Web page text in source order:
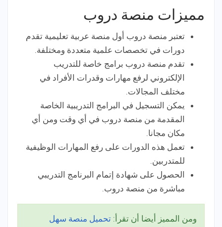
مميزات منصة دروب
تعتبر منصة دروب أول منصة عربية تعليمية تقدم
دورات في تخصصات علمية متعددة ومختلفة.
تقدم منصة دروب برامج خاصة للتدريب
الإلكتروني لرفع مهارات وقدرات الأفراد في
مختلف المجالات.
يمكن التسجيل في البرامج التدريبية الخاصة
المقدمة من منصة دروب في أي وقت ومن أي
مكان مجانا.
تعمل هذه الدورات على رفع المهارات الوظيفية
للمتدربين.
الحصول على شهادة إتمام البرنامج التدريبي
مباشرة من منصة دروب.
ومن المميز أيضا أن تقرأ: تحميل منصة سهل